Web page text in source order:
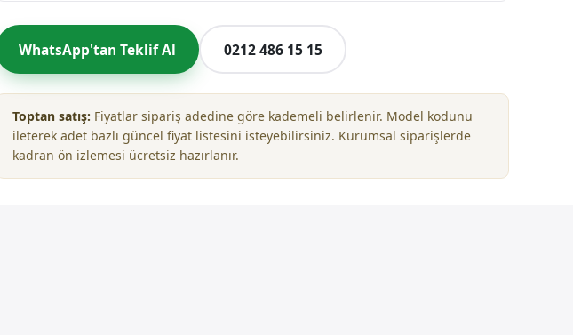
WhatsApp'tan Teklif Al 0212 486 15 15
Toptan satış: Fiyatlar sipariş adedine göre kademeli belirlenir. Model kodunu
ileterek adet bazlı güncel fiyat listesini isteyebilirsiniz. Kurumsal siparişlerde
kadran ön izlemesi ücretsiz hazırlanır.